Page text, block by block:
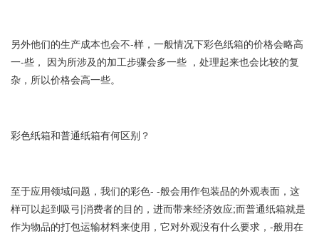
另外他们的生产成本也会不-样，一般情况下彩色纸箱的价格会略高
一-些， 因为所涉及的加工步骤会多一些 ，处理起来也会比较的复
杂，所以价格会高一些。
彩色纸箱和普通纸箱有何区别？
至于应用领域问题，我们的彩色- -般会用作包装品的外观表面，这
样可以起到吸弓|消费者的目的，进而带来经济效应;而普通纸箱就是
作为物品的打包运输材料来使用，它对外观没有什么要求，-般用在